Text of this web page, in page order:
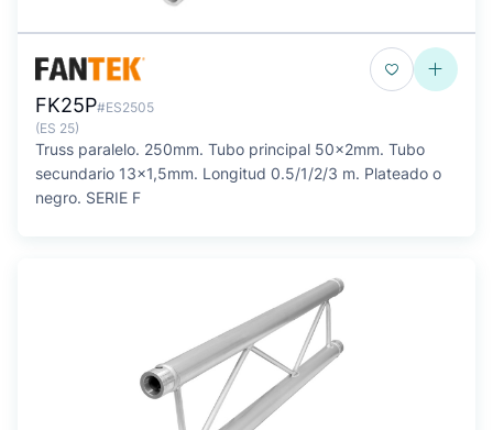
FK25P#ES2505
(ES 25)
Truss paralelo. 250mm. Tubo principal 50x2mm. Tubo
secundario 13x1,5mm. Longitud 0.5/1/2/3 m. Plateado o
negro. SERIE F